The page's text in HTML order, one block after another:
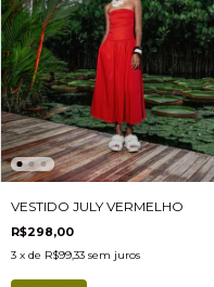
VESTIDO JULY VERMELHO
R$298,00
3 x de R$99,33 sem juros